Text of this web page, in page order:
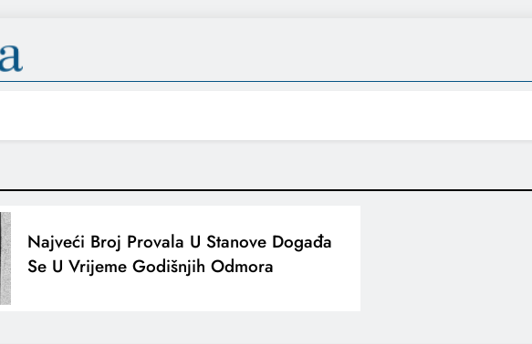
Najveći Broj Provala U Stanove Događa
Se U Vrijeme Godišnjih Odmora